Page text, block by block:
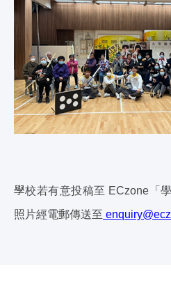
學校若有意投稿至 ECzone「
照片經電郵傳送至